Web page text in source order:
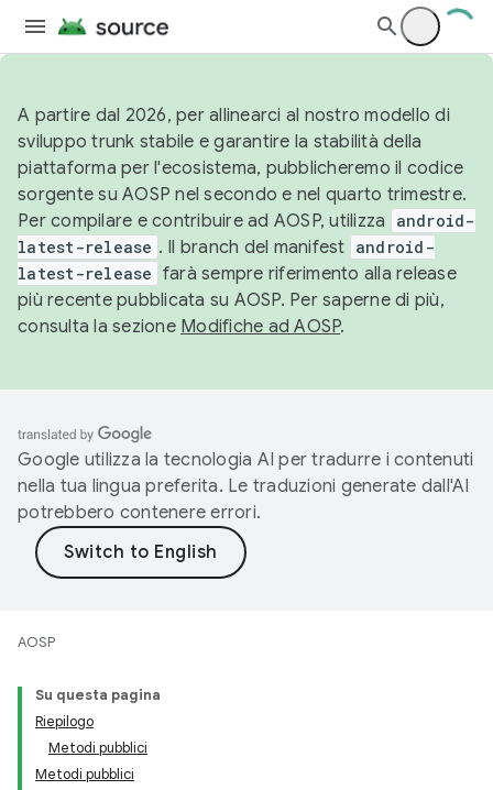
A partire dal 2026, per allinearci al nostro modello di
sviluppo trunk stabile e garantire la stabilità della
piattaforma per l'ecosistema, pubblicheremo il codice
sorgente su AOSP nel secondo e nel quarto trimestre.
Per compilare e contribuire ad AOSP, utilizza
android-
latest-release . Il branch del manifest android-
latest-release farà sempre riferimento alla release
più recente pubblicata su AOSP. Per saperne di più,
consulta la sezione Modifiche ad AOSP.
Google utilizza la tecnologia AI per tradurre i contenuti
nella tua lingua preferita. Le traduzioni generate dall'AI
potrebbero contenere errori.
AOSP
Su questa pagina
Riepilogo
Metodi pubblici
Metodi pubblici